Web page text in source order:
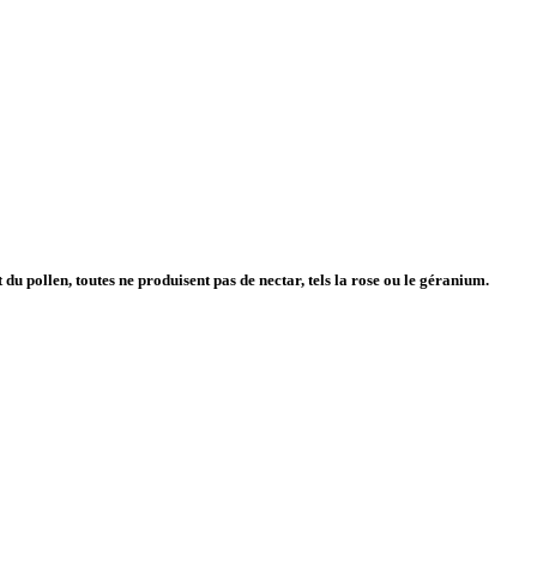
pollen, toutes ne produisent pas de nectar, tels la rose ou le géranium.